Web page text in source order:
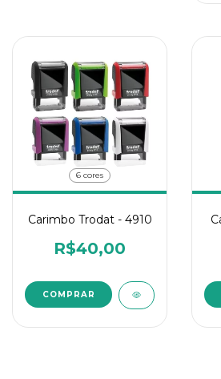
6 cores
Carimbo Trodat - 4910
R$40,00
COMPRAR